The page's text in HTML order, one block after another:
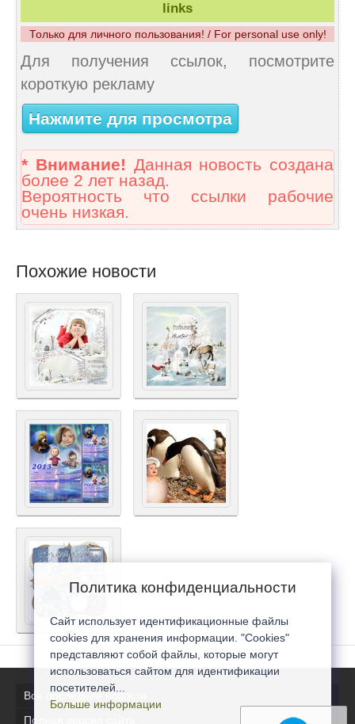
links
Только для личного пользования! / For personal use only!
Для получения ссылок, посмотрите
короткую рекламу
Нажмите для просмотра
* Внимание! Данная новость создана
более 2 лет назад.
Вероятность что ссылки рабочие
очень низкая.
Похожие новости
Все последние новости
Полная версия сайта
Политика конфиденциальности
Сайт использует идентификационные файлы
cookies для хранения информации. "Cookies"
представляют собой файлы, которые могут
использоваться сайтом для идентификации
посетителей...
Больше информации